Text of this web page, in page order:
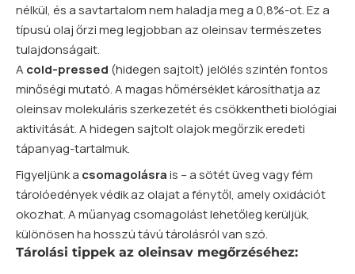
nélkül, és a savtartalom nem haladja meg a 0,8%-ot. Ez a
típusú olaj őrzi meg legjobban az oleinsav természetes
tulajdonságait.
A cold-pressed (hidegen sajtolt) jelölés szintén fontos
minőségi mutató. A magas hőmérséklet károsíthatja az
oleinsav molekuláris szerkezetét és csökkentheti biológiai
aktivitását. A hidegen sajtolt olajok megőrzik eredeti
tápanyag-tartalmuk.
Figyeljünk a csomagolásrais – a sötét üveg vagy fém
tárolóedények védik az olajat a fénytől, amely oxidációt
okozhat. A műanyag csomagolást lehetőleg kerüljük,
különösen ha hosszú távú tárolásról van szó.
Tárolási tippek az oleinsav megőrzéséhez: